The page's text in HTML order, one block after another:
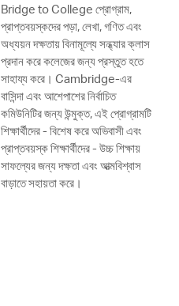
Bridge to College প্রোগ্রাম,
প্রাপ্তবয়স্কদের পড়া, লেখা, গণিত এবং
অধ্যয়ন দক্ষতায় বিনামূল্যে সন্ধ্যার ক্লাস
প্রদান করে কলেজের জন্য প্রস্তুত হতে
সাহায্য করে। Cambridge-এর
বাসিন্দা এবং আশেপাশের নির্বাচিত
কমিউনিটির জন্য উন্মুক্ত, এই প্রোগ্রামটি
শিক্ষার্থীদের - বিশেষ করে অভিবাসী এবং
প্রাপ্তবয়স্ক শিক্ষার্থীদের - উচ্চ শিক্ষায়
সাফল্যের জন্য দক্ষতা এবং আত্মবিশ্বাস
বাড়াতে সহায়তা করে।